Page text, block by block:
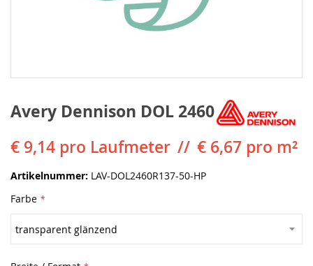
Avery Dennison DOL 2460
€ 9,14 pro Laufmeter € 6,67 pro m²
Artikelnummer LAV-DOL2460R137-50-HP
Farbe